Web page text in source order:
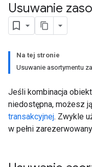
Usuwanie
Na tej stronie
Usuwanie asortymentu
Jeśli kombinacja
niedostępna, możesz
transakcyjnej. Zwykle
w pełni